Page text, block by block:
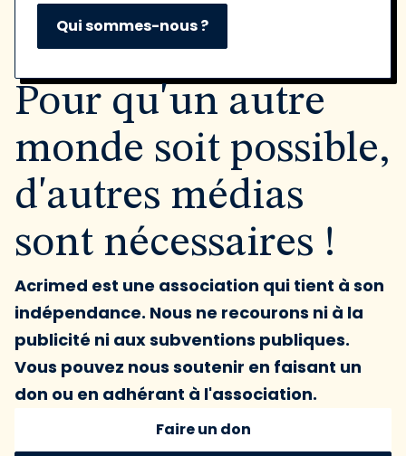
Qui sommes-nous ?
Pour qu'un autre
monde soit possible,
d'autres médias
sont nécessaires !
Acrimed est une association qui tient à son
indépendance. Nous ne recourons ni à la
publicité ni aux subventions publiques.
Vous pouvez nous soutenir en faisant un
don ou en adhérant à l'association.
Faire un don